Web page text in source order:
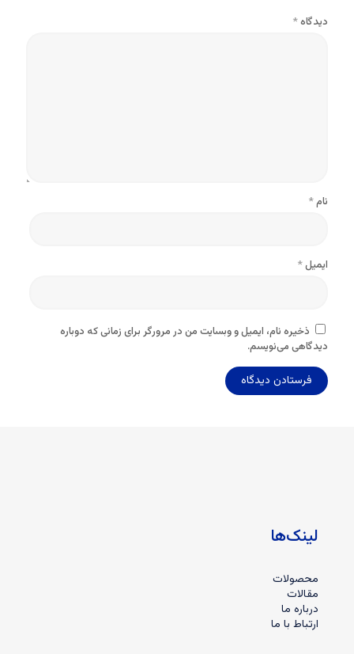
دیدگاه*
نام*
ایمیل*
ذخیره نام، ایمیل و وبسایت من در مرورگر برای زمانی که دوباره
دیدگاهی می‌نویسم.
لینک‌ها
محصولات
مقالات
درباره ما
ارتباط با ما